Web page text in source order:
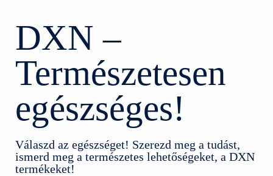
DXN –
Természetesen
egészséges!
Válaszd az egészséget! Szerezd meg a tudást,
ismerd meg a természetes lehetőségeket, a DXN
termékeket!